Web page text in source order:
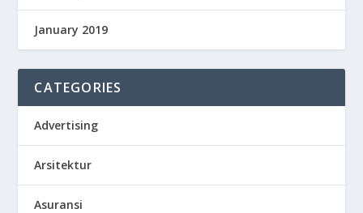
January 2019
CATEGORIES
Advertising
Arsitektur
Asuransi